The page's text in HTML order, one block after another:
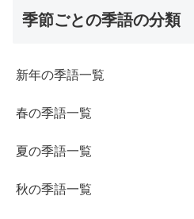
季節ごとの季語の分類
新年の季語一覧
春の季語一覧
夏の季語一覧
秋の季語一覧